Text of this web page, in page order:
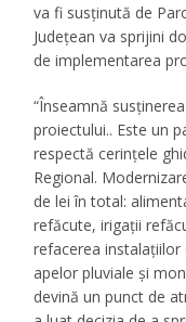
va fi susţinută de
Judeţean va sprijini
de implementarea
“Înseamnă
proiectului.. Este un
respectă cerinţele
Regional.
de lei în total:
refăcute, irigații
refacerea
apelor pluviale și
devină un punct de